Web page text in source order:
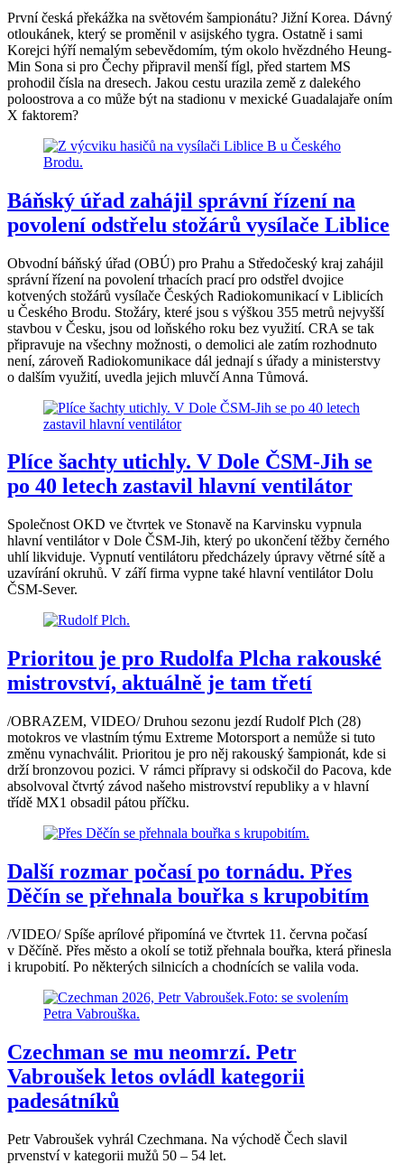
První česká překážka na světovém šampionátu? Jižní Korea. Dávný
otloukánek, který se proměnil v asijského tygra. Ostatně i sami
Korejci hýří nemalým sebevědomím, tým okolo hvězdného Heung-
Min Sona si pro Čechy připravil menší fígl, před startem MS
prohodil čísla na dresech. Jakou cestu urazila země z dalekého
poloostrova a co může být na stadionu v mexické Guadalajaře oním
X faktorem?
Báňský úřad zahájil správní řízení na
povolení odstřelu stožárů vysílače Liblice
Obvodní báňský úřad (OBÚ) pro Prahu a Středočeský kraj zahájil
správní řízení na povolení trhacích prací pro odstřel dvojice
kotvených stožárů vysílače Českých Radiokomunikací v Liblicích
u Českého Brodu. Stožáry, které jsou s výškou 355 metrů nejvyšší
stavbou v Česku, jsou od loňského roku bez využití. CRA se tak
připravuje na všechny možnosti, o demolici ale zatím rozhodnuto
není, zároveň Radiokomunikace dál jednají s úřady a ministerstvy
o dalším využití, uvedla jejich mluvčí Anna Tůmová.
Plíce šachty utichly. V Dole ČSM-Jih se
po 40 letech zastavil hlavní ventilátor
Společnost OKD ve čtvrtek ve Stonavě na Karvinsku vypnula
hlavní ventilátor v Dole ČSM-Jih, který po ukončení těžby černého
uhlí likviduje. Vypnutí ventilátoru předcházely úpravy větrné sítě a
uzavírání okruhů. V září firma vypne také hlavní ventilátor Dolu
ČSM-Sever.
Prioritou je pro Rudolfa Plcha rakouské
mistrovství, aktuálně je tam třetí
/OBRAZEM, VIDEO/ Druhou sezonu jezdí Rudolf Plch (28)
motokros ve vlastním týmu Extreme Motorsport a nemůže si tuto
změnu vynachválit. Prioritou je pro něj rakouský šampionát, kde si
drží bronzovou pozici. V rámci přípravy si odskočil do Pacova, kde
absolvoval čtvrtý závod našeho mistrovství republiky a v hlavní
třídě MX1 obsadil pátou příčku.
Další rozmar počasí po tornádu. Přes
Děčín se přehnala bouřka s krupobitím
/VIDEO/ Spíše aprílové připomíná ve čtvrtek 11. června počasí
v Děčíně. Přes město a okolí se totiž přehnala bouřka, která přinesla
i krupobití. Po některých silnicích a chodnících se valila voda.
Czechman se mu neomrzí. Petr
Vabroušek letos ovládl kategorii
padesátníků
Petr Vabroušek vyhrál Czechmana. Na východě Čech slavil
prvenství v kategorii mužů 50 – 54 let.